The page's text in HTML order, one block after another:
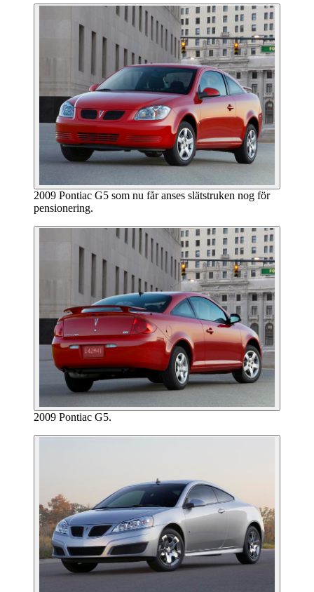
2009 Pontiac G5 som nu får anses slätstruken nog för
pensionering.
2009 Pontiac G5.